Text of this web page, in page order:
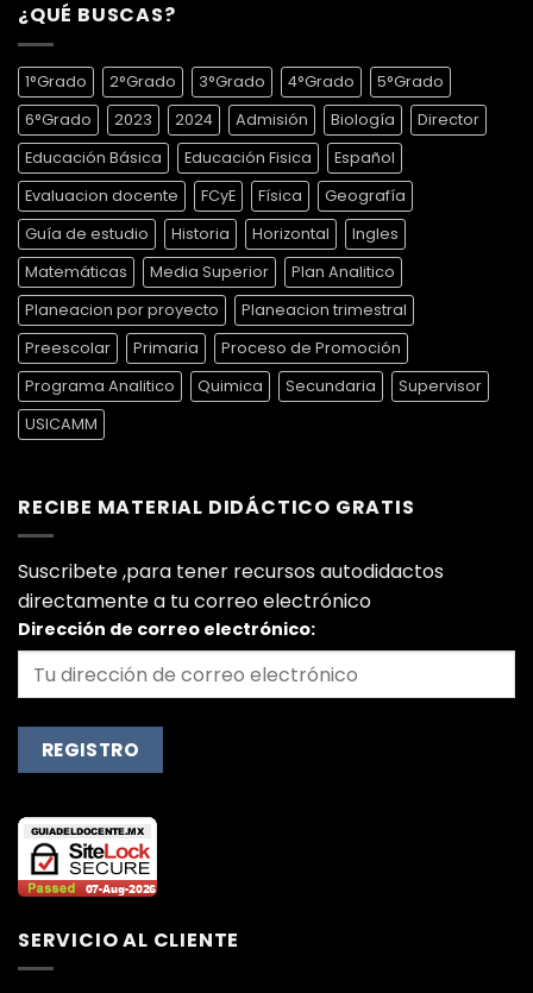
¿QUÉ BUSCAS?
1°Grado 2°Grado 3°Grado 4°Grado
5°Grado
6°Grado
2023 2024 Admisión Biología
Director
Educación Básica
Educación Fisica
Español
Evaluacion docente
FCyE Física
Geografía
Guía de estudio
Historia Horizontal
Ingles
Matemáticas
Media Superior
Plan Analitico
Planeacion por proyecto
Planeacion trimestral
Preescolar
Primaria
Proceso de Promoción
Programa Analitico
Quimica Secundaria
Supervisor
USICAMM
RECIBE MATERIAL DIDÁCTICO GRATIS
Suscribete ,para tener recursos autodidactos
directamente a tu correo electrónico
Dirección de correo electrónico:
SERVICIO AL CLIENTE